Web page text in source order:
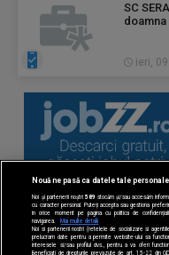
SC
ieri,
Nouă ne pasă ca datele tale
Noi și partenerii noștri 589 stocăm și/sau accesăm
cu caracter personal. Puteți accepta sau gestiona
în orice moment pe pagina cu politica de
navigarea.
Mai multe detalii
Noi si partenerii nostri (retelele de socializare si
prelucram date pentru a permite website-ului sa
interesele si/sau profilul dvs., pentru a va oferi
Beneficiati de drepturile prevazute de art. 15-22 din